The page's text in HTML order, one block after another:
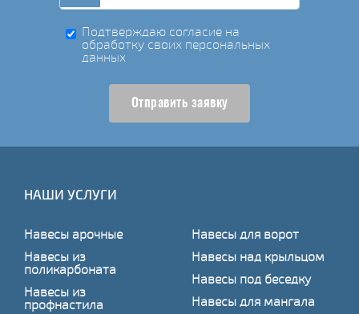
Подтверждаю согласие на
обработку своих персональных
данных
Отправить заявку
НАШИ УСЛУГИ
Навесы арочные
Навесы из
поликарбоната
Навесы из
профнастила
Навесы для ворот
Навесы над крыльцом
Навесы под беседку
Навесы для мангала